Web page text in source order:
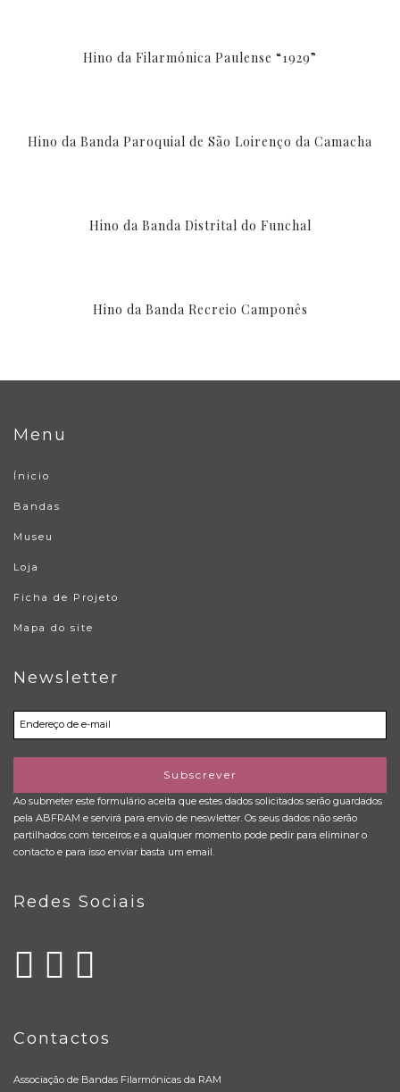
Hino da Filarmónica Paulense “1929”
Hino da Banda Paroquial de São Loirenço da Camacha
Hino da Banda Distrital do Funchal
Hino da Banda Recreio Camponês
Menu
Ínicio
Bandas
Museu
Loja
Ficha de Projeto
Mapa do site
Newsletter
Subscrever
Ao submeter este formulário aceita que estes dados solicitados serão guardados
pela ABFRAM e servirá para envio de neswletter. Os seus dados não serão
partilhados com terceiros e a qualquer momento pode pedir para eliminar o
contacto e para isso enviar basta um email.
Redes Sociais
Contactos
Associação de Bandas Filarmónicas da RAM